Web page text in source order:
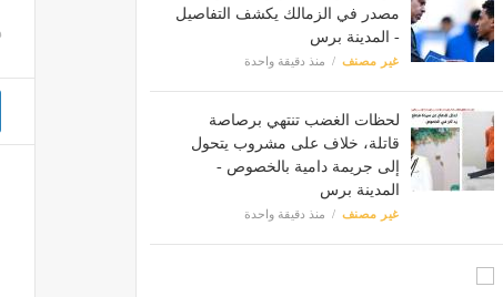
مصدر في الزمالك يكشف التفاصيل
- المدينة برس
غير مصنف منذ دقيقة واحدة
لحظات الغضب تنتهي برصاصة
قاتلة، خلاف على مشروب يتحول
إلى جريمة دامية بالخصوص -
المدينة برس
غير مصنف منذ دقيقة واحدة